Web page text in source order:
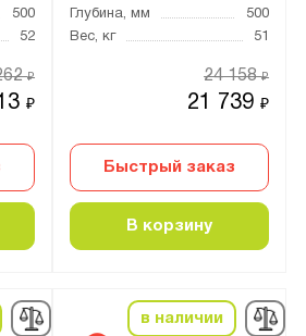
500
52
₽
₽
Глубина, мм
500
Вес, кг
51
21 739₽
24 158₽
Быстрый заказ
В корзину
в наличии
(RAL 7035)
белый (RAL 9016)